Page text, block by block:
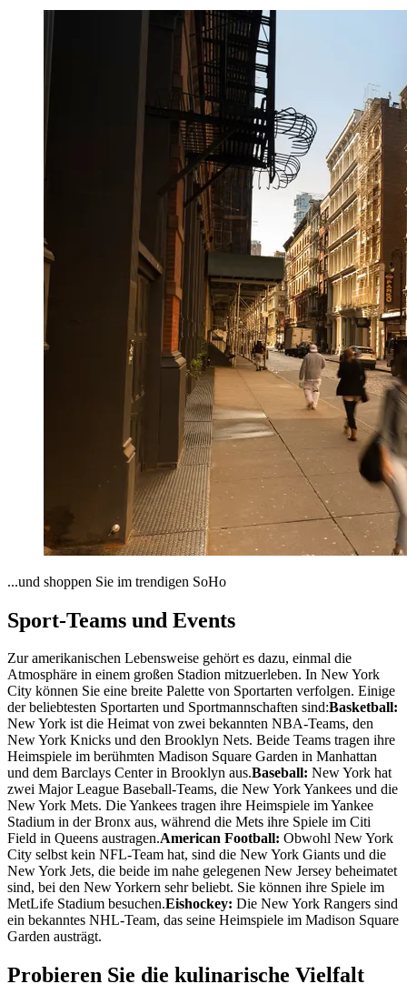
...und shoppen Sie im trendigen SoHo
Sport-Teams und Events
Zur amerikanischen Lebensweise gehört es dazu, einmal die
Atmosphäre in einem großen Stadion mitzuerleben. In New York
City können Sie eine breite Palette von Sportarten verfolgen. Einige
der beliebtesten Sportarten und Sportmannschaften sind:Basketball:
New York ist die Heimat von zwei bekannten NBA-Teams, den
New York Knicks und den Brooklyn Nets. Beide Teams tragen ihre
Heimspiele im berühmten Madison Square Garden in Manhattan
und dem Barclays Center in Brooklyn aus.Baseball: New York hat
zwei Major League Baseball-Teams, die New York Yankees und die
New York Mets. Die Yankees tragen ihre Heimspiele im Yankee
Stadium in der Bronx aus, während die Mets ihre Spiele im Citi
Field in Queens austragen.American Football: Obwohl New York
City selbst kein NFL-Team hat, sind die New York Giants und die
New York Jets, die beide im nahe gelegenen New Jersey beheimatet
sind, bei den New Yorkern sehr beliebt. Sie können ihre Spiele im
MetLife Stadium besuchen.Eishockey: Die New York Rangers sind
ein bekanntes NHL-Team, das seine Heimspiele im Madison Square
Garden austrägt.
Probieren Sie die kulinarische Vielfalt